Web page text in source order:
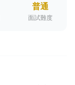
普通
面試難度